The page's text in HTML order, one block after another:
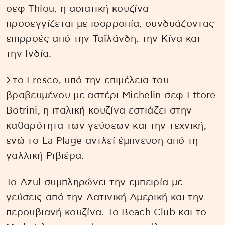
σεφ Thiou, η ασιατική κουζίνα
προσεγγίζεται με ισορροπία, συνδυάζοντας
επιρροές από την Ταϊλάνδη, την Κίνα και
την Ινδία.
Στο Fresco, υπό την επιμέλεια του
βραβευμένου με αστέρι Michelin σεφ Ettore
Botrini, η ιταλική κουζίνα εστιάζει στην
καθαρότητα των γεύσεων και την τεχνική,
ενώ το La Plage αντλεί έμπνευση από τη
γαλλική Ριβιέρα.
Το Azul συμπληρώνει την εμπειρία με
γεύσεις από την Λατινική Αμερική και την
περουβιανή κουζίνα. Το Beach Club και το